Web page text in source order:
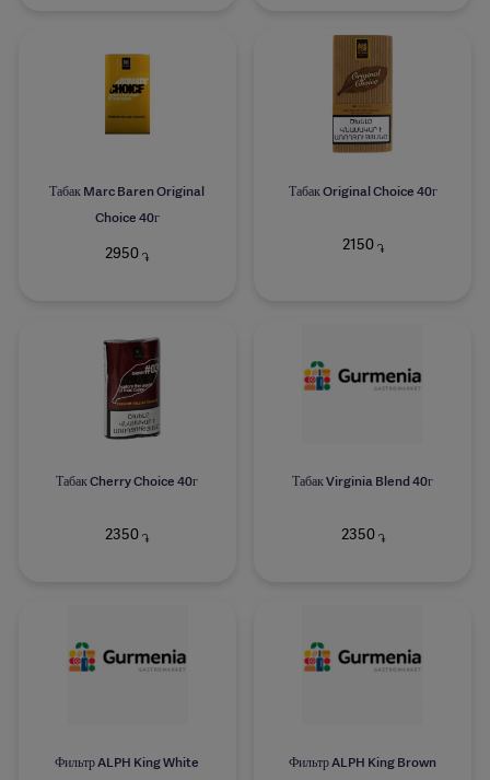
Табак Marc Baren Original
Choice 40г
2950 ֏
Табак Original Choice 40г
2150 ֏
Табак Cherry Choice 40г
2350 ֏
Табак Virginia Blend 40г
2350 ֏
Фильтр ALPH King White Фильтр ALPH King Brown